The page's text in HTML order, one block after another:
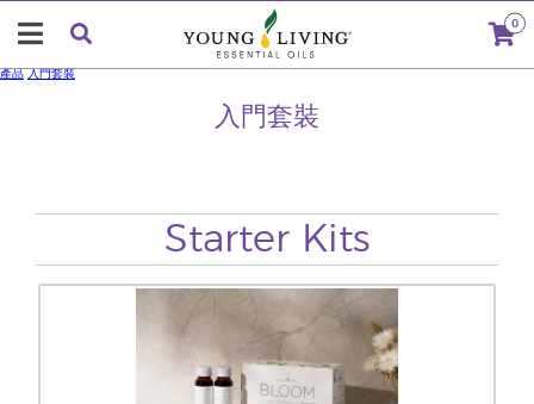
0
入門套裝
產品 入門套裝
Starter Kits